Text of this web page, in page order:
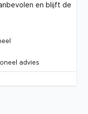
en blijft de
advies